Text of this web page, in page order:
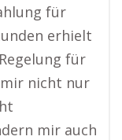
für
erhielt
für
nicht nur
mir auch